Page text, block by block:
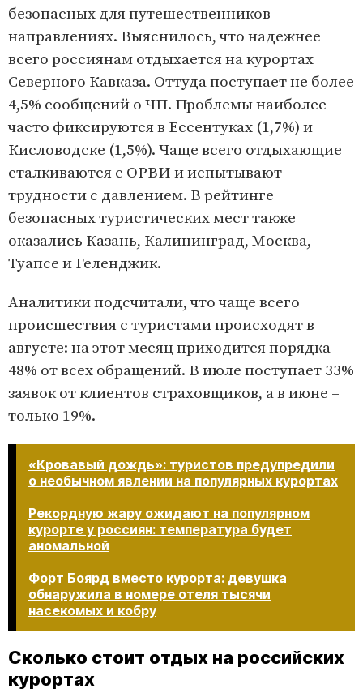
безопасных для путешественников
направлениях. Выяснилось, что надежнее
всего россиянам отдыхается на курортах
Северного Кавказа. Оттуда поступает не более
4,5% сообщений о ЧП. Проблемы наиболее
часто фиксируются в Ессентуках (1,7%) и
Кисловодске (1,5%). Чаще всего отдыхающие
сталкиваются с ОРВИ и испытывают
трудности с давлением. В рейтинге
безопасных туристических мест также
оказались Казань, Калининград, Москва,
Туапсе и Геленджик.
Аналитики подсчитали, что чаще всего
происшествия с туристами происходят в
августе: на этот месяц приходится порядка
48% от всех обращений. В июле поступает 33%
заявок от клиентов страховщиков, а в июне –
только 19%.
«Кровавый дождь»: туристов предупредили
о необычном явлении на популярных курортах
Рекордную жару ожидают на популярном
курорте у россиян: температура будет
аномальной
Форт Боярд вместо курорта: девушка
обнаружила в номере отеля тысячи
насекомых и кобру​​​​​​​
Сколько стоит отдых на российских
курортах